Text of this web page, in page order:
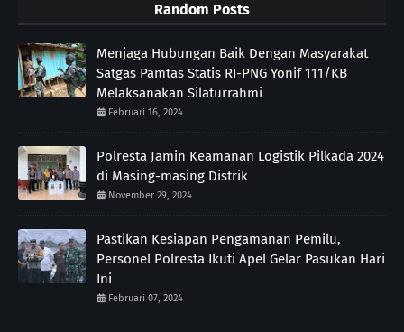
Random Posts
Menjaga Hubungan Baik Dengan Masyarakat
Satgas Pamtas Statis RI-PNG Yonif 111/KB
Melaksanakan Silaturrahmi
Februari 16, 2024
Polresta Jamin Keamanan Logistik Pilkada 2024
di Masing-masing Distrik
November 29, 2024
Pastikan Kesiapan Pengamanan Pemilu,
Personel Polresta Ikuti Apel Gelar Pasukan Hari
Ini
Februari 07, 2024